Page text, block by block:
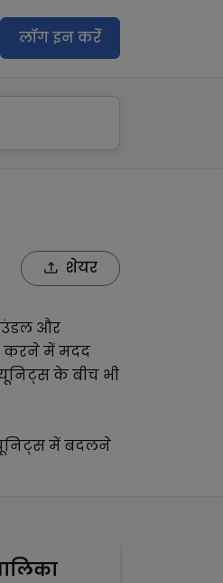
लॉग इन करेंं
शेयर
और
करने में मदद
के बीच भी
में बदलने